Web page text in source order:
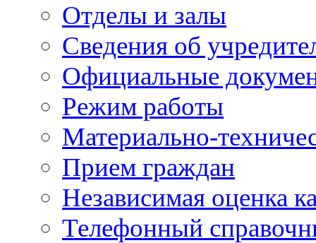
Отделы и залы
Сведения об
Официальные
Режим работы
Материально-
Прием граждан
Независимая оценка
Телефонный